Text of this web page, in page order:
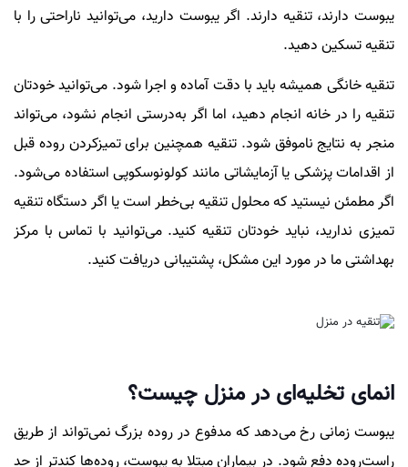
یبوست دارند، تنقیه دارند. اگر یبوست دارید، می‌توانید ناراحتی را با
تنقیه تسکین دهید.
تنقیه خانگی همیشه باید با دقت آماده و اجرا شود. می‌توانید خودتان
تنقیه را در خانه انجام دهید، اما اگر به‌درستی انجام نشود، می‌تواند
منجر به نتایج ناموفق شود. تنقیه همچنین برای تمیزکردن روده قبل
از اقدامات پزشکی یا آزمایشاتی مانند کولونوسکوپی استفاده می‌شود.
اگر مطمئن نیستید که محلول تنقیه بی‌خطر است یا اگر دستگاه تنقیه
تمیزی ندارید، نباید خودتان تنقیه کنید. می‌توانید با تماس با مرکز
بهداشتی ما در مورد این مشکل، پشتیبانی دریافت کنید.
انمای تخلیه‌ای در منزل چیست؟
یبوست زمانی رخ می‌دهد که مدفوع در روده بزرگ نمی‌تواند از طریق
راست‌روده دفع شود. در بیماران مبتلا به یبوست، روده‌ها کندتر از حد